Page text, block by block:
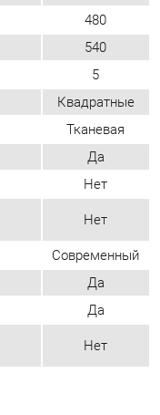
Тканевая
Да
Нет
Нет
Современный
Да
Да
Нет
мнением.